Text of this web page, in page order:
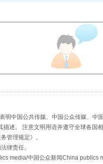
明中国公共传媒、中国公众传媒、
述。 注意文明用语并遵守全球各国相
管理规定》。
律责任。
media/中国公众新闻China